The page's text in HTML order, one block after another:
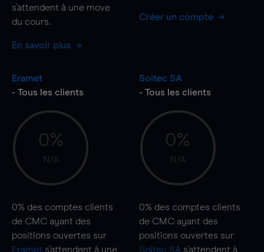
s'attendent à une move
du cours.
En savoir plus
Créer un compte
Eramet
- Tous les clients
0%
N/A
0% des comptes clients
de CMC ayant des
positions ouvertes sur
Eramet s'attendent à une
Soitec SA
- Tous les clients
0%
N/A
0% des comptes clients
de CMC ayant des
positions ouvertes sur
Soitec SA s'attendent à